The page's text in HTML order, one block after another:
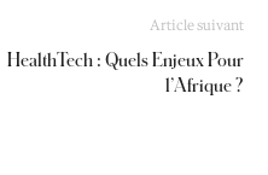
Article suivant
HealthTech : Quels Enjeux Pour
l’Afrique ?